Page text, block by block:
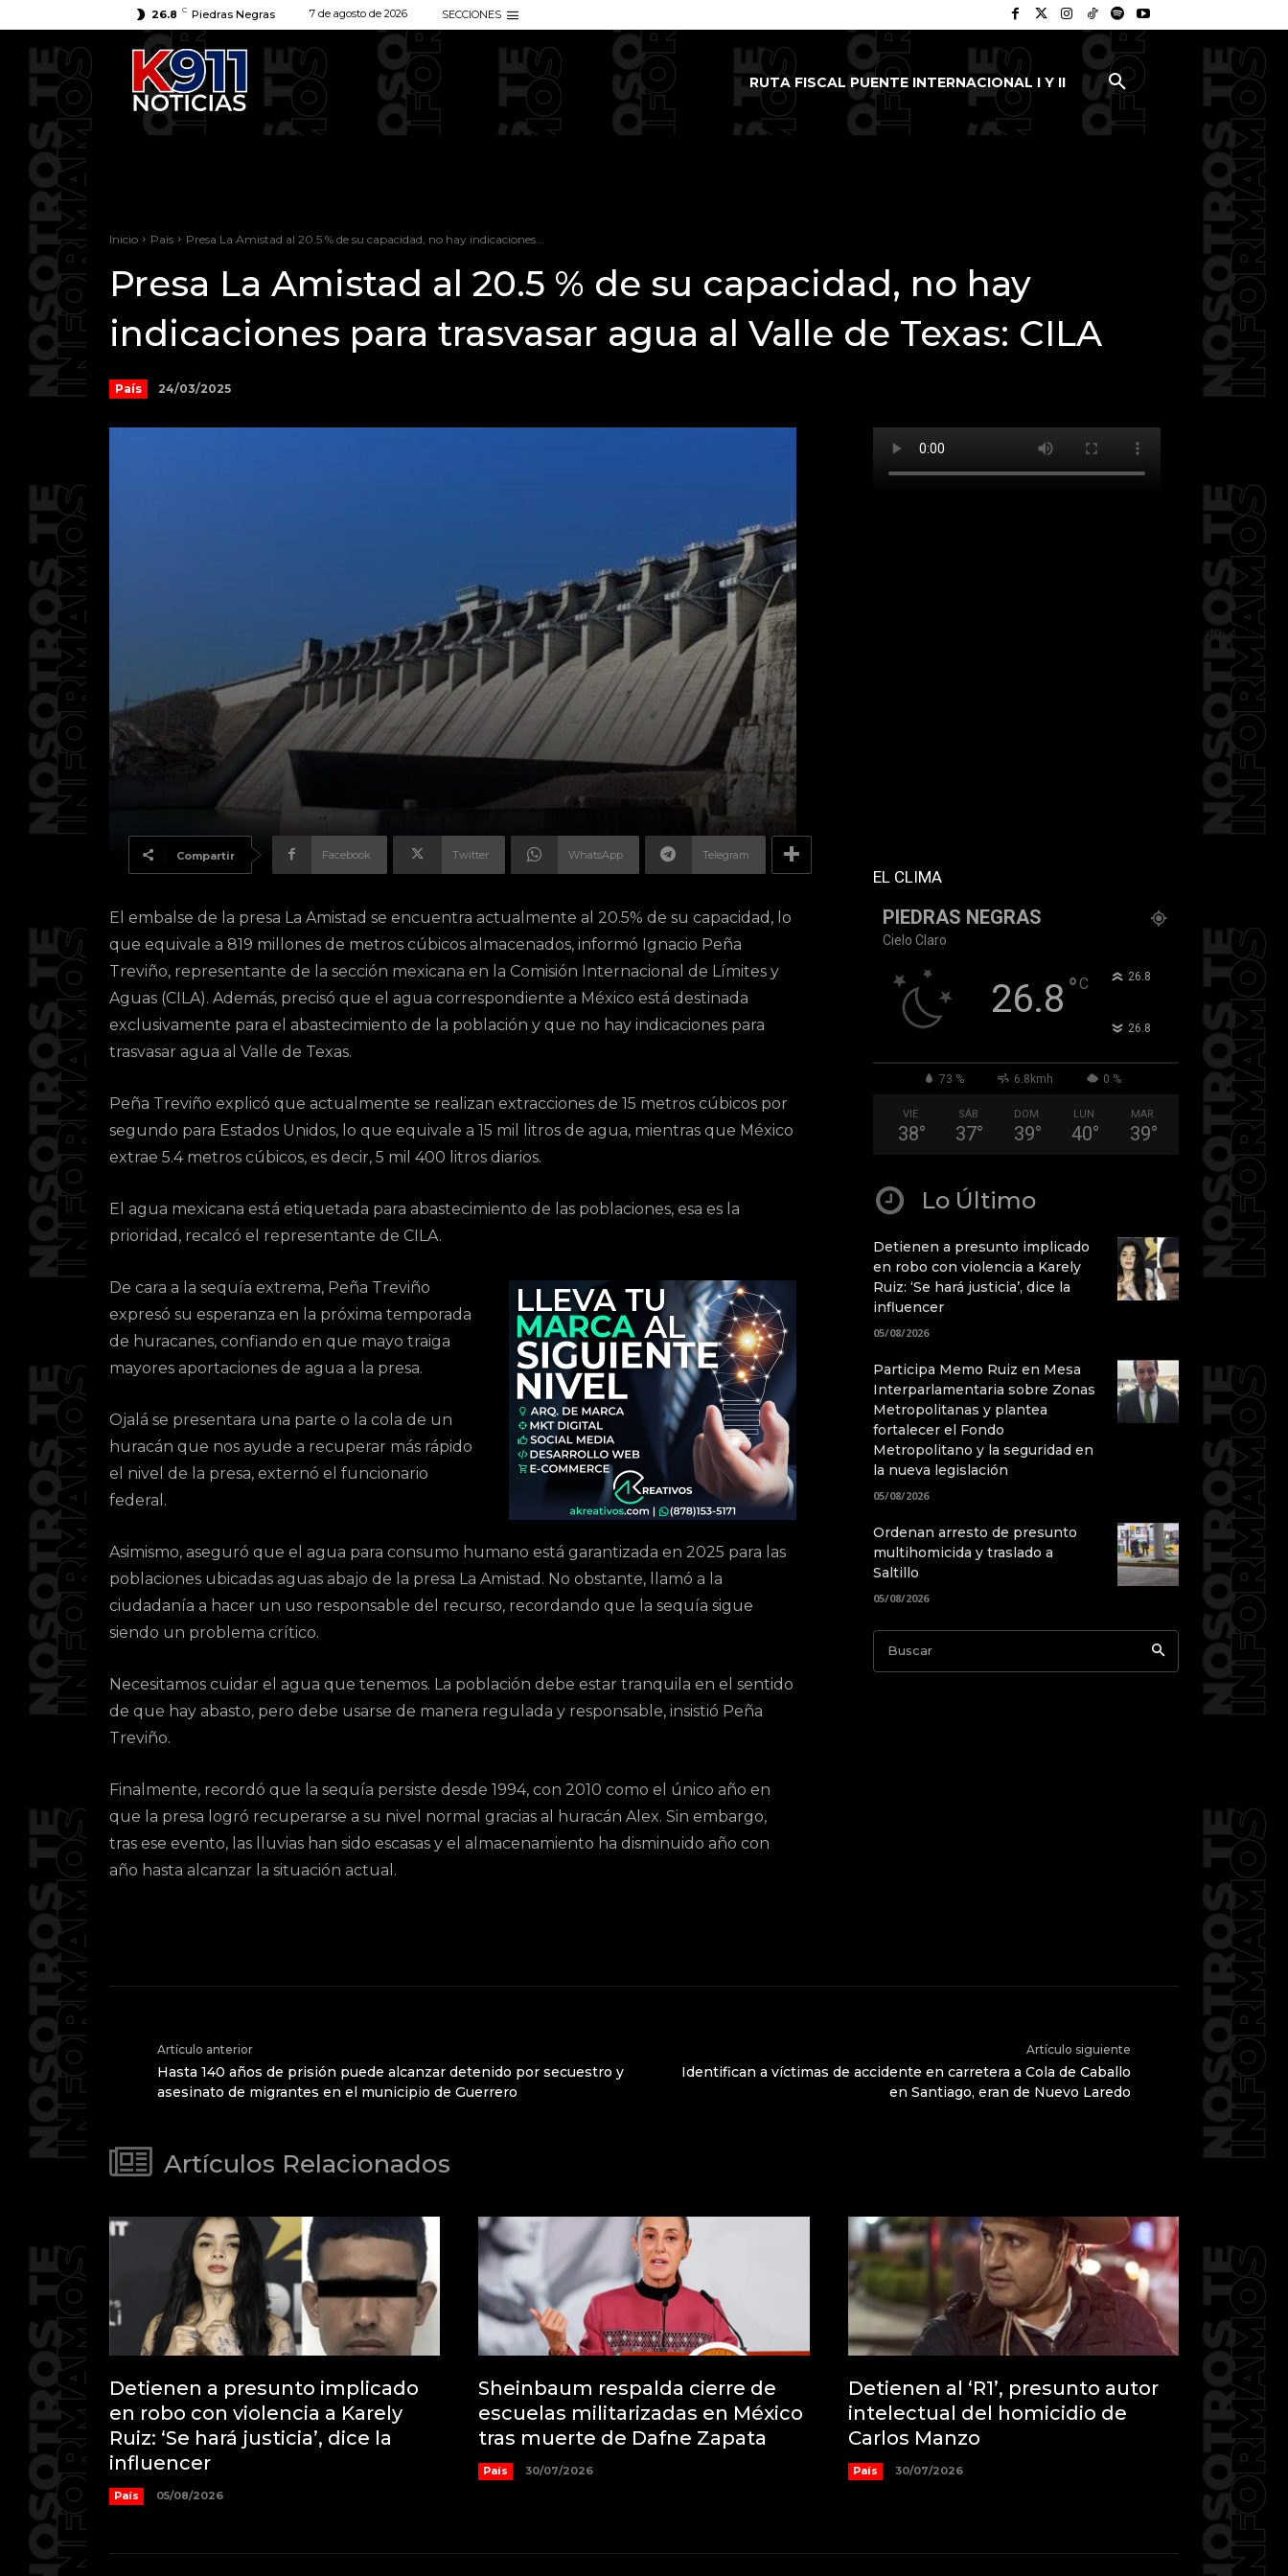
26.8 C Piedras Negras 7 de agosto de 2026 SECCIONES
RUTA FISCAL PUENTE INTERNACIONAL I Y II
Inicio País Presa La Amistad al 20.5 % de su capacidad, no hay indicaciones...
Presa La Amistad al 20.5 % de su capacidad, no hay
indicaciones para trasvasar agua al Valle de Texas: CILA
País 24/03/2025
Compartir Facebook Twitter WhatsApp Telegram
El embalse de la presa La Amistad se encuentra actualmente al 20.5% de su capacidad, lo
que equivale a 819 millones de metros cúbicos almacenados, informó Ignacio Peña
Treviño, representante de la sección mexicana en la Comisión Internacional de Límites y
Aguas (CILA). Además, precisó que el agua correspondiente a México está destinada
exclusivamente para el abastecimiento de la población y que no hay indicaciones para
trasvasar agua al Valle de Texas.
Peña Treviño explicó que actualmente se realizan extracciones de 15 metros cúbicos por
segundo para Estados Unidos, lo que equivale a 15 mil litros de agua, mientras que México
extrae 5.4 metros cúbicos, es decir, 5 mil 400 litros diarios.
El agua mexicana está etiquetada para abastecimiento de las poblaciones, esa es la
prioridad, recalcó el representante de CILA.
De cara a la sequía extrema, Peña Treviño
expresó su esperanza en la próxima temporada
de huracanes, confiando en que mayo traiga
mayores aportaciones de agua a la presa.
Ojalá se presentara una parte o la cola de un
huracán que nos ayude a recuperar más rápido
el nivel de la presa, externó el funcionario
federal.
Asimismo, aseguró que el agua para consumo humano está garantizada en 2025 para las
poblaciones ubicadas aguas abajo de la presa La Amistad. No obstante, llamó a la
ciudadanía a hacer un uso responsable del recurso, recordando que la sequía sigue
siendo un problema crítico.
Necesitamos cuidar el agua que tenemos. La población debe estar tranquila en el sentido
de que hay abasto, pero debe usarse de manera regulada y responsable, insistió Peña
Treviño.
Finalmente, recordó que la sequía persiste desde 1994, con 2010 como el único año en
que la presa logró recuperarse a su nivel normal gracias al huracán Alex. Sin embargo,
tras ese evento, las lluvias han sido escasas y el almacenamiento ha disminuido año con
año hasta alcanzar la situación actual.
EL CLIMA
PIEDRAS NEGRAS
Cielo Claro
26.8 °C 26.8
26.8
73 % 6.8kmh 0 %
VIE
38°
SÁB
37°
DOM
39°
LUN
40°
MAR
39°
Lo Último
Detienen a presunto implicado
en robo con violencia a Karely
Ruiz: ‘Se hará justicia’, dice la
influencer
05/08/2026
Participa Memo Ruiz en Mesa
Interparlamentaria sobre Zonas
Metropolitanas y plantea
fortalecer el Fondo
Metropolitano y la seguridad en
la nueva legislación
05/08/2026
Ordenan arresto de presunto
multihomicida y traslado a
Saltillo
05/08/2026
Buscar
Artículo anterior
Hasta 140 años de prisión puede alcanzar detenido por secuestro y
asesinato de migrantes en el municipio de Guerrero
Artículo siguiente
Identifican a víctimas de accidente en carretera a Cola de Caballo
en Santiago, eran de Nuevo Laredo
Artículos Relacionados
Detienen a presunto implicado
en robo con violencia a Karely
Ruiz: ‘Se hará justicia’, dice la
influencer
País 05/08/2026
Sheinbaum respalda cierre de
escuelas militarizadas en México
tras muerte de Dafne Zapata
País 30/07/2026
Detienen al ‘R1’, presunto autor
intelectual del homicidio de
Carlos Manzo
País 30/07/2026